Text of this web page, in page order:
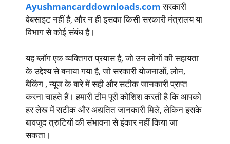
Ayushmancarddownloads.comसरकारी
वेबसाइट नहीं है, और न ही इसका किसी सरकारी मंत्रालय या
विभाग से कोई संबंध है।
यह ब्लॉग एक व्यक्तिगत प्रयास है, जो उन लोगों की सहायता
के उद्देश्य से बनाया गया है, जो सरकारी योजनाओं, लोन,
बैकिंग , न्यूज के बारे में सही और सटीक जानकारी प्राप्त
करना चाहते हैं। हमारी टीम पूरी कोशिश करती है कि आपको
हर लेख में सटीक और अद्यतित जानकारी मिले, लेकिन इसके
बावजूद त्रुटियों की संभावना से इंकार नहीं किया जा
सकता।